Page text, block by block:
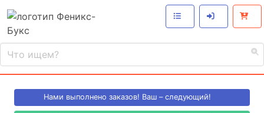
Нами выполнено заказов! Ваш – следующий!